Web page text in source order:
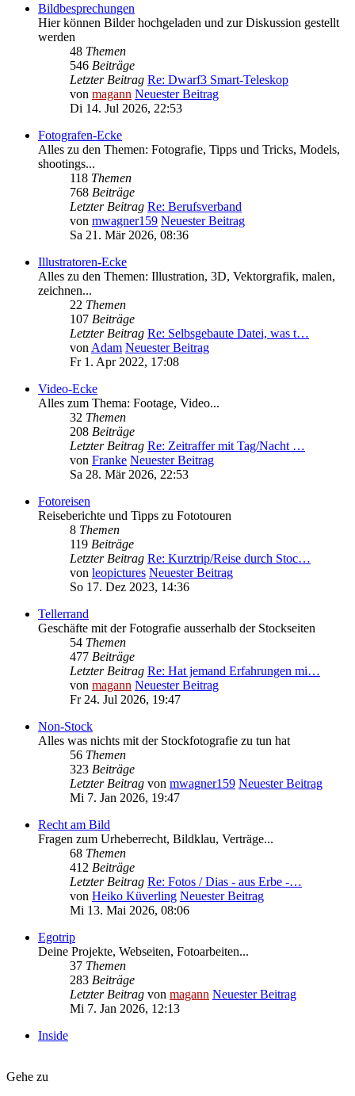
Bildbesprechungen
Hier können Bilder hochgeladen und zur Diskussion gestellt
werden
48 Themen
546 Beiträge
Letzter Beitrag Re: Dwarf3 Smart-Teleskop
von magann Neuester Beitrag
Di 14. Jul 2026, 22:53
Fotografen-Ecke
Alles zu den Themen: Fotografie, Tipps und Tricks, Models,
shootings...
118 Themen
768 Beiträge
Letzter Beitrag Re: Berufsverband
von mwagner159 Neuester Beitrag
Sa 21. Mär 2026, 08:36
Illustratoren-Ecke
Alles zu den Themen: Illustration, 3D, Vektorgrafik, malen,
zeichnen...
22 Themen
107 Beiträge
Letzter Beitrag Re: Selbsgebaute Datei, was t…
von Adam Neuester Beitrag
Fr 1. Apr 2022, 17:08
Video-Ecke
Alles zum Thema: Footage, Video...
32 Themen
208 Beiträge
Letzter Beitrag Re: Zeitraffer mit Tag/Nacht …
von Franke Neuester Beitrag
Sa 28. Mär 2026, 22:53
Fotoreisen
Reiseberichte und Tipps zu Fototouren
8 Themen
119 Beiträge
Letzter Beitrag Re: Kurztrip/Reise durch Stoc…
von leopictures Neuester Beitrag
So 17. Dez 2023, 14:36
Tellerrand
Geschäfte mit der Fotografie ausserhalb der Stockseiten
54 Themen
477 Beiträge
Letzter Beitrag Re: Hat jemand Erfahrungen mi…
von magann Neuester Beitrag
Fr 24. Jul 2026, 19:47
Non-Stock
Alles was nichts mit der Stockfotografie zu tun hat
56 Themen
323 Beiträge
Letzter Beitrag von mwagner159 Neuester Beitrag
Mi 7. Jan 2026, 19:47
Recht am Bild
Fragen zum Urheberrecht, Bildklau, Verträge...
68 Themen
412 Beiträge
Letzter Beitrag Re: Fotos / Dias - aus Erbe -…
von Heiko Küverling Neuester Beitrag
Mi 13. Mai 2026, 08:06
Egotrip
Deine Projekte, Webseiten, Fotoarbeiten...
37 Themen
283 Beiträge
Letzter Beitrag von magann Neuester Beitrag
Mi 7. Jan 2026, 12:13
Inside
Gehe zu